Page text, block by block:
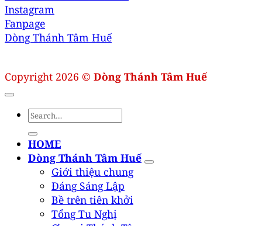
Instagram
Fanpage
Dòng Thánh Tâm Huế
Copyright 2026 © Dòng Thánh Tâm Huế
HOME
Dòng Thánh Tâm Huế
Giới thiệu chung
Đáng Sáng Lập
Bề trên tiên khởi
Tổng Tu Nghị